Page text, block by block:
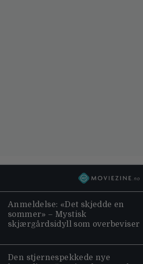
Anmeldelse: «Det skjedde en
sommer» – Mystisk
skjærgårdsidyll som overbeviser
Den stjernespekkede nye